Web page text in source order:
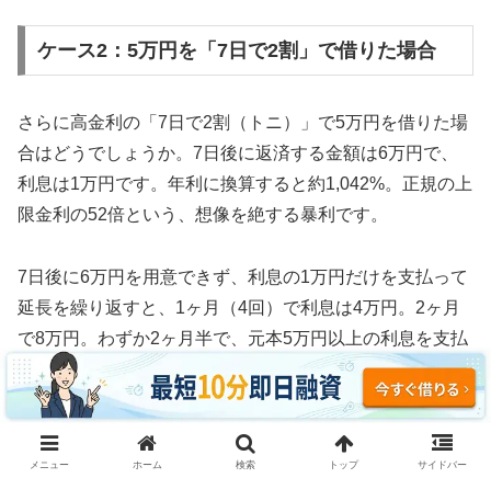
ケース2：5万円を「7日で2割」で借りた場合
さらに高金利の「7日で2割（トニ）」で5万円を借りた場
合はどうでしょうか。7日後に返済する金額は6万円で、
利息は1万円です。年利に換算すると約1,042%。正規の上
限金利の52倍という、想像を絶する暴利です。
7日後に6万円を用意できず、利息の1万円だけを支払って
延長を繰り返すと、1ヶ月（4回）で利息は4万円。2ヶ月
で8万円。わずか2ヶ月半で、元本5万円以上の利息を支払
う計算になります。
3ヶ月続けた場合、利息の支払い総額は約12万円。元本5
万円の2.4倍の利息を取られ、それでも借金は減っていま
メニュー ホーム 検索 トップ サイドバー